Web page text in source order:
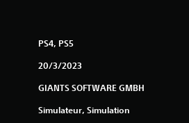
)
PS4, PS5
20/3/2023
GIANTS SOFTWARE GMBH
Simulateur, Simulation